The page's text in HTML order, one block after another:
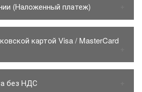
(Наложенный платеж)
только на карту Приватбанка.
150грн.
только по предоплате
пог / м
чеке 1 шт (ремни безопасности,
картой Visa / MasterCard
покупатель 1% от Суммы товара
без НДС